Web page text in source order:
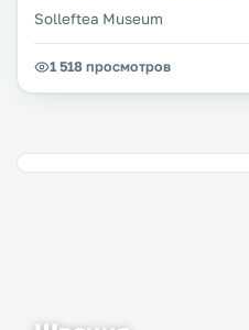
Solleftea Museum
1 518 просмотров